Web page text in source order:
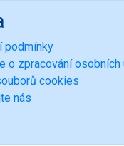
podmínky
o zpracování osobních
cookies
nás